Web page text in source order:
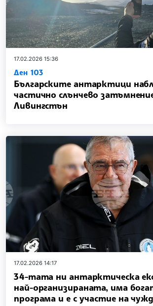
17.02.2026 15:36
Ден 103
Българските антарктици
частично слънчево
Ливингстън
17.02.2026 14:17
34-тата ни антарктическа
най-организираната, има
програма и е с участие на